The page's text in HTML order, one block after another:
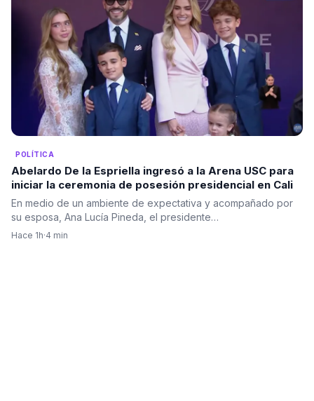
POLÍTICA
Abelardo De la Espriella ingresó a la Arena USC para
iniciar la ceremonia de posesión presidencial en Cali
En medio de un ambiente de expectativa y acompañado por
su esposa, Ana Lucía Pineda, el presidente…
Hace 1h·4 min